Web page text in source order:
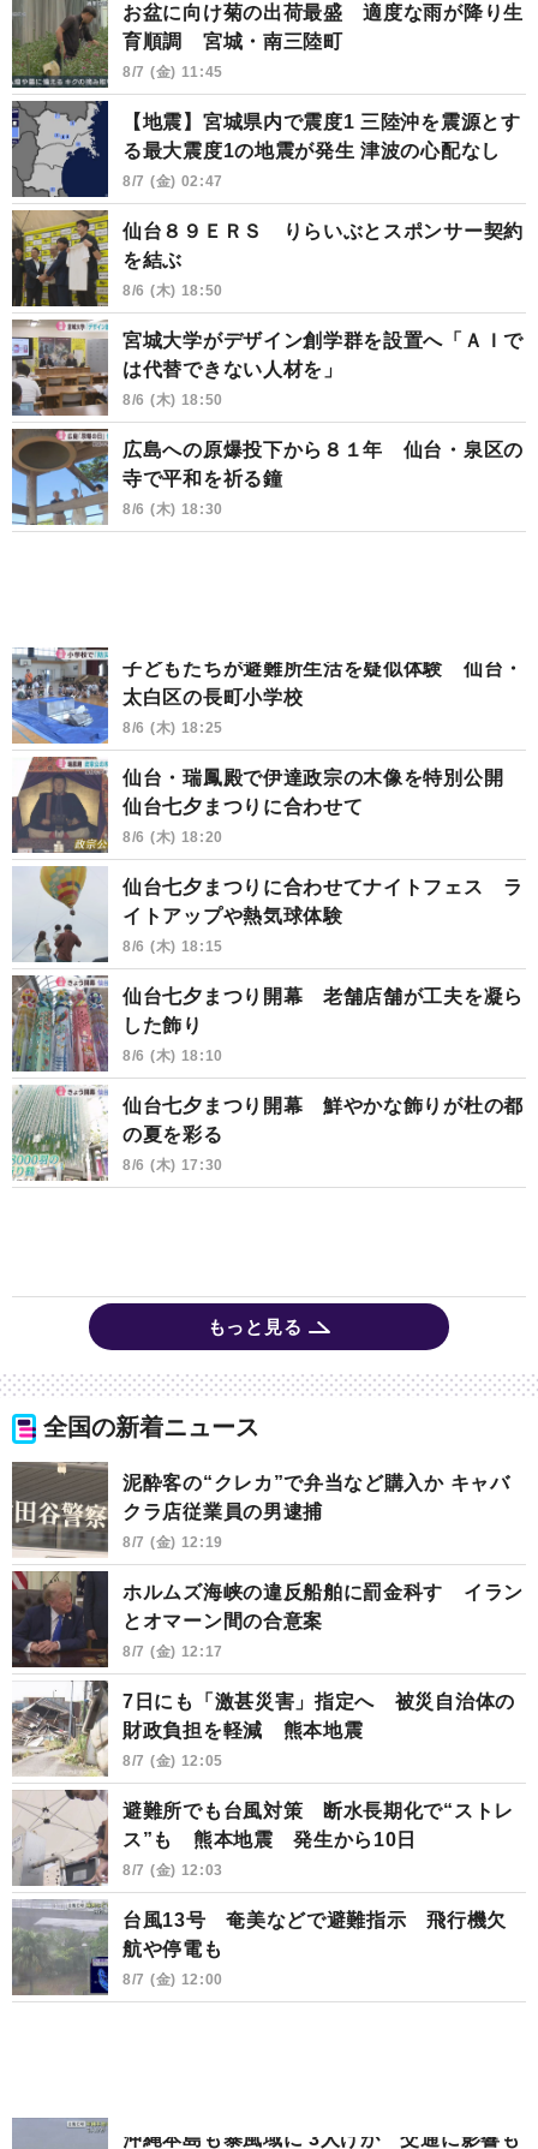
お盆に向け菊の出荷最盛 適度な雨が降り生
育順調 宮城・南三陸町
8/7 (金) 11:45
【地震】宮城県内で震度1 三陸沖を震源とす
る最大震度1の地震が発生 津波の心配なし
8/7 (金) 02:47
仙台８９ＥＲＳ りらいぶとスポンサー契約
を結ぶ
8/6 (木) 18:50
宮城大学がデザイン創学群を設置へ「ＡＩで
は代替できない人材を」
8/6 (木) 18:50
広島への原爆投下から８１年 仙台・泉区の
寺で平和を祈る鐘
8/6 (木) 18:30
子どもたちが避難所生活を疑似体験 仙台・
太白区の長町小学校
8/6 (木) 18:25
仙台・瑞鳳殿で伊達政宗の木像を特別公開
仙台七夕まつりに合わせて
8/6 (木) 18:20
仙台七夕まつりに合わせてナイトフェス ラ
イトアップや熱気球体験
8/6 (木) 18:15
仙台七夕まつり開幕 老舗店舗が工夫を凝ら
した飾り
8/6 (木) 18:10
仙台七夕まつり開幕 鮮やかな飾りが杜の都
の夏を彩る
8/6 (木) 17:30
もっと見る
全国の新着ニュース
泥酔客の“クレカ”で弁当など購入か キャバ
クラ店従業員の男逮捕
8/7 (金) 12:19
ホルムズ海峡の違反船舶に罰金科す イラン
とオマーン間の合意案
8/7 (金) 12:17
7日にも「激甚災害」指定へ 被災自治体の
財政負担を軽減 熊本地震
8/7 (金) 12:05
避難所でも台風対策 断水長期化で“ストレ
ス”も 熊本地震 発生から10日
8/7 (金) 12:03
台風13号 奄美などで避難指示 飛行機欠
航や停電も
8/7 (金) 12:00
沖縄本島も暴風域に 3人けが 交通に影響も